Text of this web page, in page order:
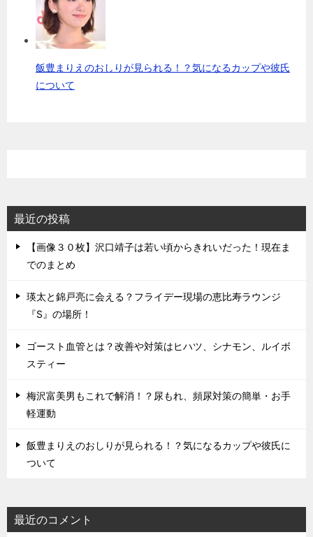
飯豊まりえのおしりが見られる！？気になるカップや彼氏
について
最近の投稿
【画像３０枚】沢口靖子は若い頃からきれいだった！現在ま
でのまとめ
瑛太と錦戸亮に会える？フライデー現場の恵比寿ラウンジ
『S』の場所！
ゴースト血管とは？改善や対策はヒハツ、シナモン、ルイボ
スティー
梅沢富美男もこれで解消！？尿もれ、頻尿対策の簡単・お手
軽運動
飯豊まりえのおしりが見られる！？気になるカップや彼氏に
ついて
最近のコメント